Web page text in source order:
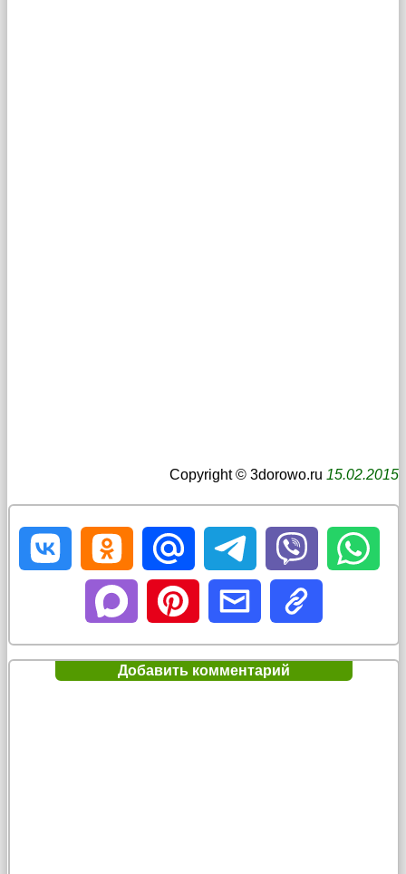
Copyright © 3dorowo.ru 15.02.2015
Добавить комментарий